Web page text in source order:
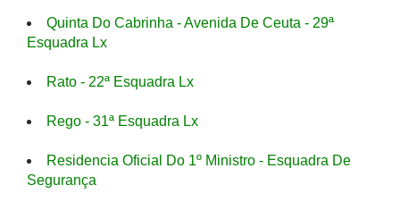
Quinta Do Cabrinha - Avenida De Ceuta - 29ª
Esquadra Lx
Rato - 22ª Esquadra Lx
Rego - 31ª Esquadra Lx
Residencia Oficial Do 1º Ministro - Esquadra De
Segurança